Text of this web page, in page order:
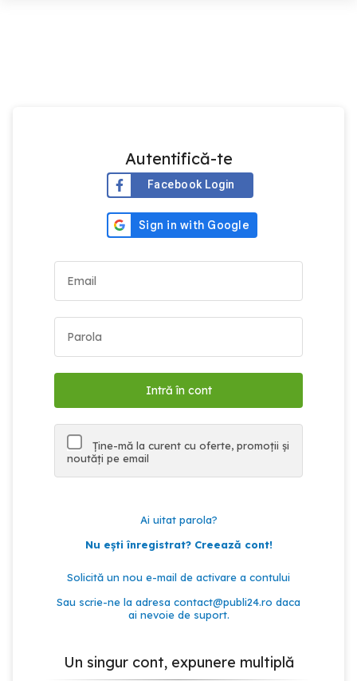
Autentifică-te
Facebook Login
Ține-mă la curent cu oferte, promoții și
noutăți pe email
Ai uitat parola?
Nu ești înregistrat? Creează cont!
Solicită un nou e-mail de activare a contului
Sau scrie-ne la adresa contact@publi24.ro daca
ai nevoie de suport.
Un singur cont, expunere multiplă